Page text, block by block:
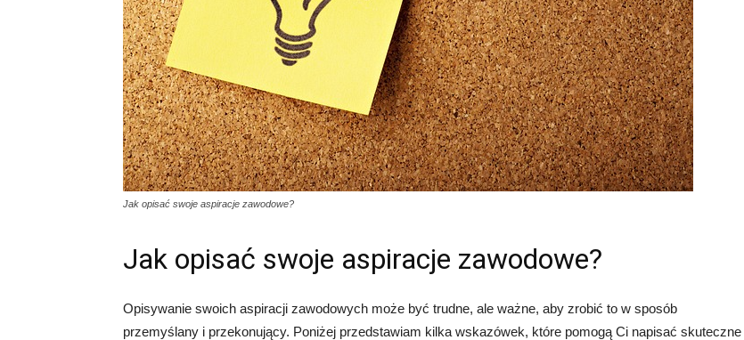
Jak opisać swoje aspiracje zawodowe?
Jak opisać swoje aspiracje zawodowe?
Opisywanie swoich aspiracji zawodowych może być trudne, ale ważne, aby zrobić to w sposób
przemyślany i przekonujący. Poniżej przedstawiam kilka wskazówek, które pomogą Ci napisać skuteczne